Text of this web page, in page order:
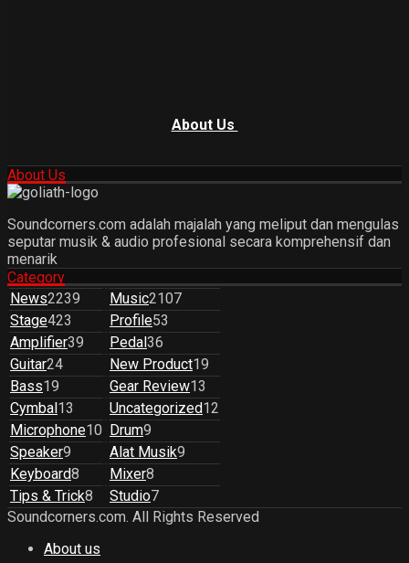
About Us
About Us
Soundcorners.com adalah majalah yang meliput dan mengulas
seputar musik & audio profesional secara komprehensif dan
menarik
Category
News2239 Music2107
Stage423 Profile53
Amplifier39 Pedal36
Guitar24 New Product19
Bass19 Gear Review13
Cymbal13 Uncategorized12
Microphone10 Drum9
Speaker9 Alat Musik9
Keyboard8 Mixer8
Tips & Trick8 Studio7
Soundcorners.com. All Rights Reserved
About us